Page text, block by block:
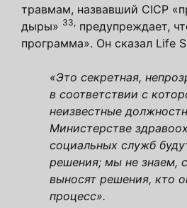
травмам, назвавший CICP
дыры» 33, предупреждает,
программа». Он сказал Life
«Это секретная,
в соответствии с
неизвестные
Министерстве
социальных служб
решения; мы не знаем,
выносят решения, кто
процесс».